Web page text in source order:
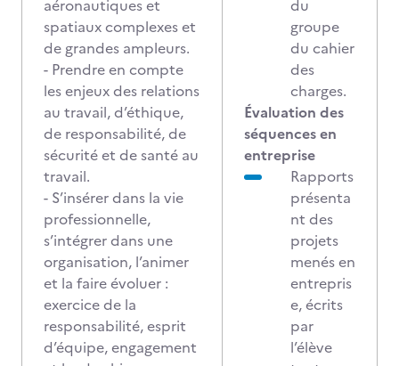
aéronautiques et
spatiaux complexes et
de grandes ampleurs.
- Prendre en compte
les enjeux des relations
au travail, d’éthique,
de responsabilité, de
sécurité et de santé au
travail.
- S’insérer dans la vie
professionnelle,
s’intégrer dans une
organisation, l’animer
et la faire évoluer :
exercice de la
responsabilité, esprit
d’équipe, engagement
du
groupe
du cahier
des
charges.
Évaluation des
séquences en
entreprise
Rapports
présenta
nt des
projets
menés en
entrepris
e, écrits
par
l’élève